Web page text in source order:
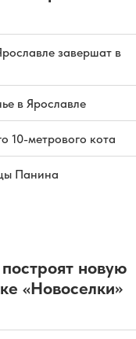
завершат в
в Ярославле
10-метрового кота
Панина
новую
«Новоселки»